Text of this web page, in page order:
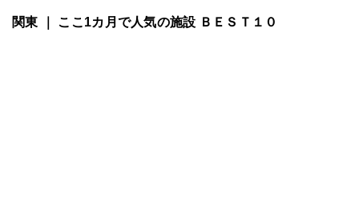
関東 ｜ ここ1カ月で人気の施設 ＢＥＳＴ１０